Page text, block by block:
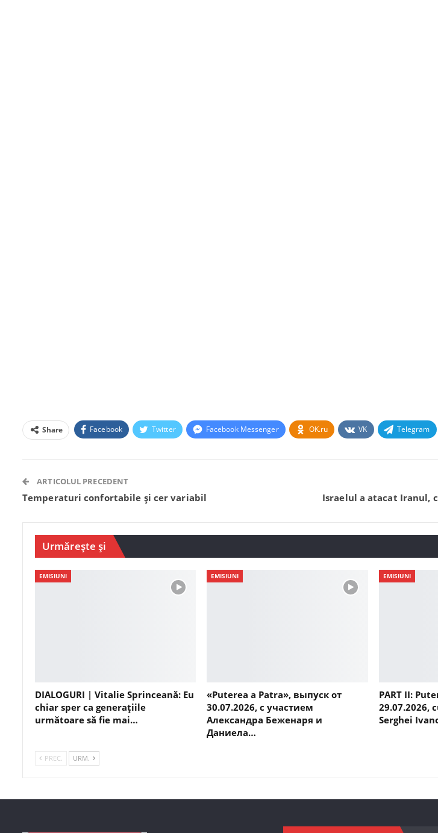
Share Facebook Twitter Facebook Messenger OK.ru VK Telegram
ARTICOLUL PRECEDENT
Temperaturi confortabile și cer variabil Israelul a atacat Iranul,
Urmărește și
EMISIUNI
DIALOGURI | Vitalie Sprinceană: Eu
chiar sper ca generațiile
următoare să fie mai…
EMISIUNI
«Puterea a Patra», выпуск от
30.07.2026, с участием
Александра Беженаря и
Даниела…
EMISIUNI
PART II:
29.07.2026,
Serghei
PREC. URM.